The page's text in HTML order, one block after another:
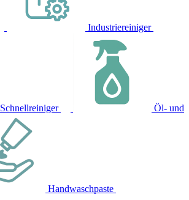
Industriereiniger
Schnellreiniger Öl- und
Handwaschpaste